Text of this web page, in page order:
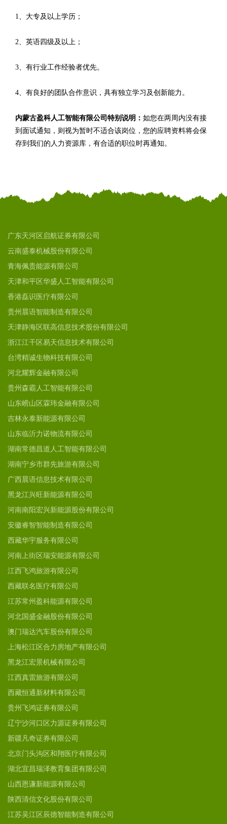
1、大专及以上学历；
2、英语四级及以上；
3、有行业工作经验者优先。
4、有良好的团队合作意识，具有独立学习及创新能力。
内蒙古盈科人工智能有限公司特别说明： 如您在两周内没有接
到面试通知，则视为暂时不适合该岗位，您的应聘资料将会保
存到我们的人力资源库，有合适的职位时再通知。
广东天河区启航证券有限公司
云南盛泰机械股份有限公司
青海佩贵能源有限公司
天津和平区华盛人工智能有限公司
香港磊识医疗有限公司
贵州晨语智能制造有限公司
天津静海区联高信息技术股份有限公司
浙江江干区易天信息技术有限公司
台湾精诚生物科技有限公司
河北耀辉金融有限公司
贵州森霸人工智能有限公司
山东崂山区霖玮金融有限公司
吉林永泰新能源有限公司
山东临沂力诺物流有限公司
湖南常德昌道人工智能有限公司
湖南宁乡市群先旅游有限公司
广西晨语信息技术有限公司
黑龙江兴旺新能源有限公司
河南南阳宏兴新能源股份有限公司
安徽睿智智能制造有限公司
西藏华宇服务有限公司
河南上街区瑞安能源有限公司
江西飞鸿旅游有限公司
西藏联名医疗有限公司
江苏常州盈科能源有限公司
河北国盛金融股份有限公司
澳门瑞达汽车股份有限公司
上海松江区合力房地产有限公司
黑龙江宏景机械有限公司
江西真雷旅游有限公司
西藏恒通新材料有限公司
贵州飞鸿证券有限公司
辽宁沙河口区力源证券有限公司
新疆凡奇证券有限公司
北京门头沟区和翔医疗有限公司
湖北宜昌瑞泽教育集团有限公司
山西恩谦新能源有限公司
陕西清信文化股份有限公司
江苏吴江区辰德智能制造有限公司